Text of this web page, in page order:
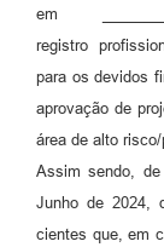
em
registro
para os devidos
aprovação de
área de alto
Assim sendo,
Junho de 2024,
cientes que, em